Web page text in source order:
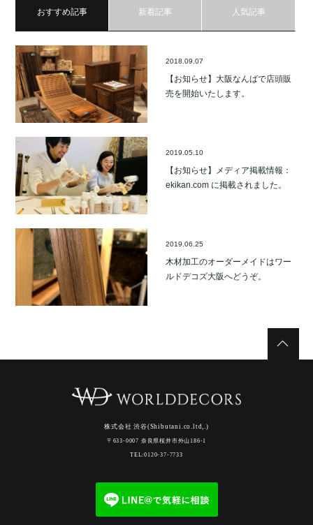
おすすめ記事 新着記事 人気記事
2018.09.07
【お知らせ】大阪なんばで店頭販
売を開始いたします。
2019.05.10
【お知らせ】メディア掲載情報：
ekikan.com に掲載されました。
2019.06.25
木材加工のオーダーメイドはワー
ルドデコズ大阪へどうぞ。
株式会社 渋谷(Shibutani.co.ltd,.)
〒633-0007 奈良県桜井市外山186-1
TEL:0120-37-7733